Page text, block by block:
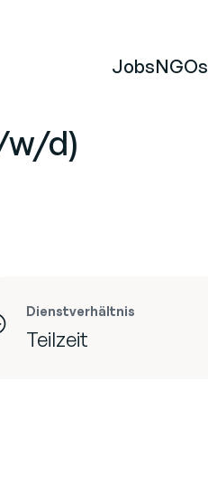
JobsNGOs
w/d)
Dienstverhältnis
Teilzeit